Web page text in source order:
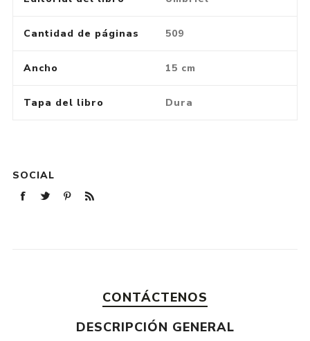
Cantidad de páginas 509
Ancho 15 cm
Tapa del libro Dura
SOCIAL
CONTÁCTENOS
DESCRIPCIÓN GENERAL